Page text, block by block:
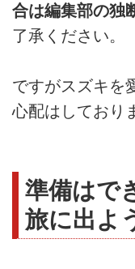
合は編集部の独
了承ください。
ですがスズキを
心配はしており
準備はで
旅に出よ